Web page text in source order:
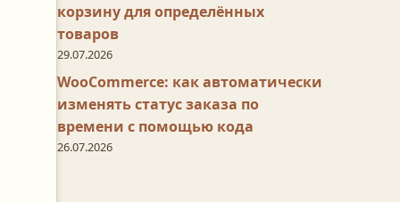
корзину для определённых
товаров
29.07.2026
WooCommerce: как автоматически
изменять статус заказа по
времени с помощью кода
26.07.2026